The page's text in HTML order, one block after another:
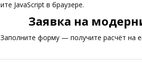
JavaScript в браузере.
Заявка на
Заполните форму — получите расчёт на